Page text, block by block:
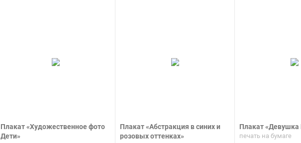
Плакат «Художественное фото
Дети»
Плакат «Абстракция в синих и
розовых оттенках»
Плакат
печать на бумаге